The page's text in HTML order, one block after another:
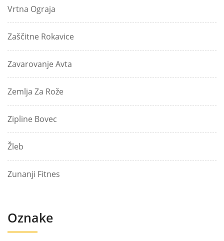
Vrtna Ograja
Zaščitne Rokavice
Zavarovanje Avta
Zemlja Za Rože
Zipline Bovec
Žleb
Zunanji Fitnes
Oznake